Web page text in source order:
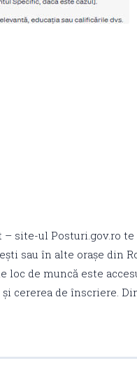
site-ul Posturi.gov.ro te
sau în alte orașe din
loc de muncă este
cererea de înscriere.